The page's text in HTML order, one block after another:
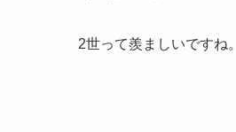
2世って羨ましいですね。